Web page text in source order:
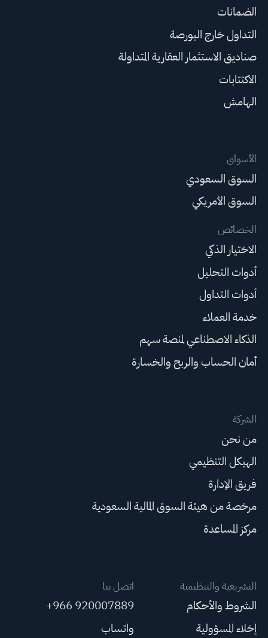
الضمانات
التداول خارج البورصة
صناديق الاستثمار العقارية المتداولة
الاكتتابات
الهامش
الأسواق
السوق السعودي
السوق الأمريكي
الخصائص
الاختيار الذكي
أدوات التحليل
أدوات التداول
خدمة العملاء
الذكاء الاصطناعي لمنصة سهم
أمان الحساب والربح والخسارة
الشركة
من نحن
الهيكل التنظيمي
فريق الإدارة
مرخصة من هيئة السوق المالية السعودية
مركز المساعدة
التشريعية والتنظيمية
الشروط والأحكام
إخلاء المسؤولية
اتصل بنا
+966 920007889
واتساب